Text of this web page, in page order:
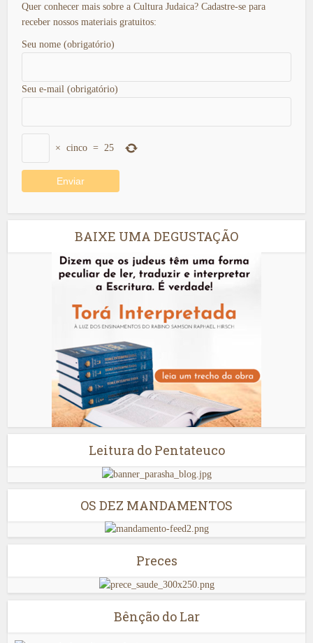
Quer conhecer mais sobre a Cultura Judaica? Cadastre-se para
receber nossos materiais gratuitos:
Seu nome (obrigatório)
Seu e-mail (obrigatório)
× cinco = 25
BAIXE UMA DEGUSTAÇÃO
Leitura do Pentateuco
OS DEZ MANDAMENTOS
Preces
Bênção do Lar